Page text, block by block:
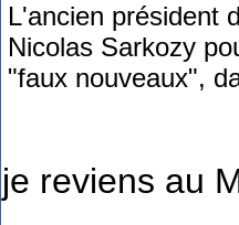
L'ancien président
Nicolas Sarkozy
"faux nouveaux",
je reviens au